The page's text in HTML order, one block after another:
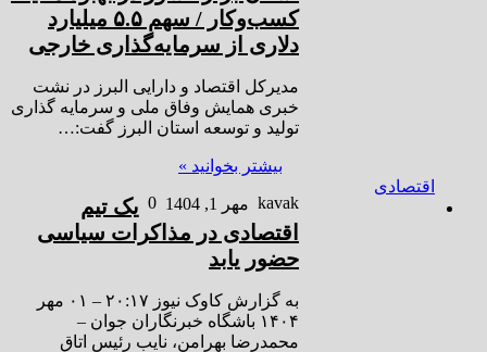
کسب‌وکار / سهم ۵.۵ میلیارد
دلاری از سرمایه‌گذاری خارجی
مدیرکل اقتصاد و دارایی البرز در نشت
خبری همایش وفاق ملی و سرمایه گذاری
تولید و توسعه استان البرز گفت:…
بیشتر بخوانید »
اقتصادی
kavak مهر 1, 1404 0 یک تیم
اقتصادی در مذاکرات سیاسی
حضور یابد
به گزارش کاوک نیوز ۲۰:۱۷ – ۰۱ مهر
۱۴۰۴ باشگاه خبرنگاران جوان –
محمدرضا بهرامن، نایب رئیس اتاق